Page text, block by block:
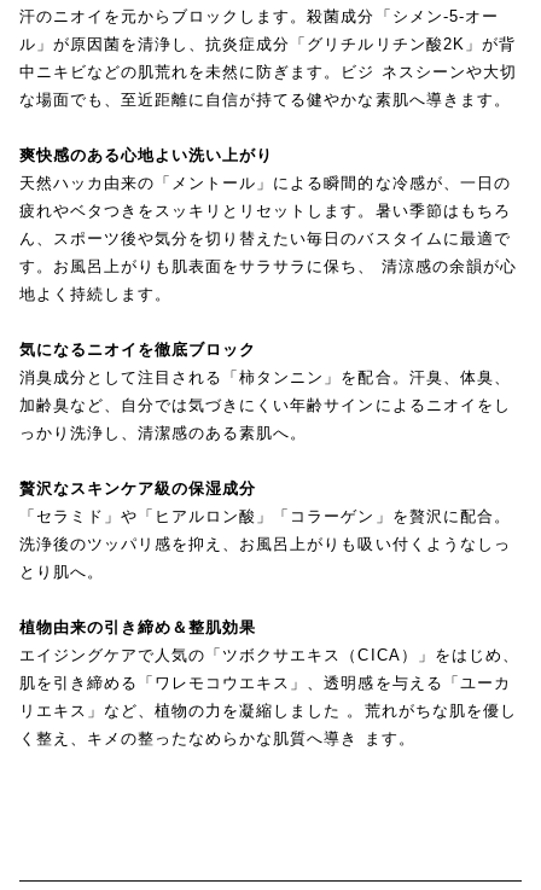
汗のニオイを元からブロックします。殺菌成分「シメン-5-オー
ル」が原因菌を清浄し、抗炎症成分「グリチルリチン酸2K」が背
中ニキビなどの肌荒れを未然に防ぎます。ビジ ネスシーンや大切
な場面でも、至近距離に自信が持てる健やかな素肌へ導きます。
爽快感のある心地よい洗い上がり
天然ハッカ由来の「メントール」による瞬間的な冷感が、一日の
疲れやベタつきをスッキリとリセットします。暑い季節はもちろ
ん、スポーツ後や気分を切り替えたい毎日のバスタイムに最適で
す。お風呂上がりも肌表面をサラサラに保ち、 清涼感の余韻が心
地よく持続します。
気になるニオイを徹底ブロック
消臭成分として注目される「柿タンニン」を配合。汗臭、体臭、
加齢臭など、自分では気づきにくい年齢サインによるニオイをし
っかり洗浄し、清潔感のある素肌へ。
贅沢なスキンケア級の保湿成分
「セラミド」や「ヒアルロン酸」「コラーゲン」を贅沢に配合。
洗浄後のツッパリ感を抑え、お風呂上がりも吸い付くようなしっ
とり肌へ。
植物由来の引き締め＆整肌効果
エイジングケアで人気の「ツボクサエキス（CICA）」をはじめ、
肌を引き締める「ワレモコウエキス」、透明感を与える「ユーカ
リエキス」など、植物の力を凝縮しました 。荒れがちな肌を優し
く整え、キメの整ったなめらかな肌質へ導き ます。